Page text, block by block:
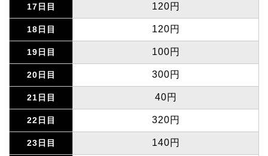
17日目 120円
18日目 120円
19日目 100円
20日目 300円
21日目 40円
22日目 320円
23日目 140円